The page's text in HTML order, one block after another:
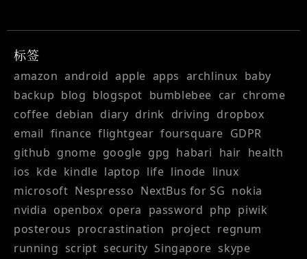
标签
amazon android apple apps archlinux baby
backup blog blogspot bumblebee car chrome
coffee debian diary drink driving dropbox
email finance flightgear foursquare GDPR
github gnome google gpg habari hair health
ios kde kindle laptop life linode linux
microsoft Nespresso NextBus for SG nokia
nvidia openbox opera password php piwik
posterous procrastination project regnum
running script security Singapore skype